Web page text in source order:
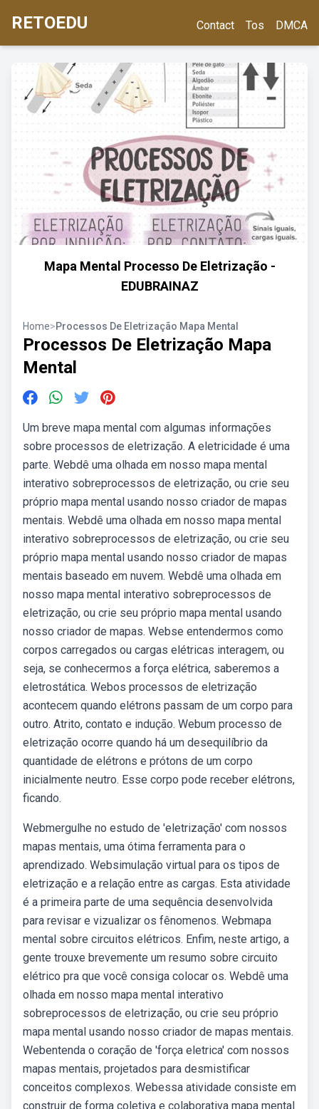
RETOEDU Contact Tos DMCA
Mapa Mental Processo De Eletrização -
EDUBRAINAZ
Home>Processos De Eletrização Mapa Mental
Processos De Eletrização Mapa
Mental
Um breve mapa mental com algumas informações
sobre processos de eletrização. A eletricidade é uma
parte. Webdê uma olhada em nosso mapa mental
interativo sobreprocessos de eletrização, ou crie seu
próprio mapa mental usando nosso criador de mapas
mentais. Webdê uma olhada em nosso mapa mental
interativo sobreprocessos de eletrização, ou crie seu
próprio mapa mental usando nosso criador de mapas
mentais baseado em nuvem. Webdê uma olhada em
nosso mapa mental interativo sobreprocessos de
eletrização, ou crie seu próprio mapa mental usando
nosso criador de mapas. Webse entendermos como
corpos carregados ou cargas elétricas interagem, ou
seja, se conhecermos a força elétrica, saberemos a
eletrostática. Webos processos de eletrização
acontecem quando elétrons passam de um corpo para
outro. Atrito, contato e indução. Webum processo de
eletrização ocorre quando há um desequilíbrio da
quantidade de elétrons e prótons de um corpo
inicialmente neutro. Esse corpo pode receber elétrons,
ficando.
Webmergulhe no estudo de 'eletrização' com nossos
mapas mentais, uma ótima ferramenta para o
aprendizado. Websimulação virtual para os tipos de
eletrização e a relação entre as cargas. Esta atividade
é a primeira parte de uma sequência desenvolvida
para revisar e vizualizar os fênomenos. Webmapa
mental sobre circuitos elétricos. Enfim, neste artigo, a
gente trouxe brevemente um resumo sobre circuito
elétrico pra que você consiga colocar os. Webdê uma
olhada em nosso mapa mental interativo
sobreprocessos de eletrização, ou crie seu próprio
mapa mental usando nosso criador de mapas mentais.
Webentenda o coração de 'força eletrica' com nossos
mapas mentais, projetados para desmistificar
conceitos complexos. Webessa atividade consiste em
construir de forma coletiva e colaborativa mapa mental